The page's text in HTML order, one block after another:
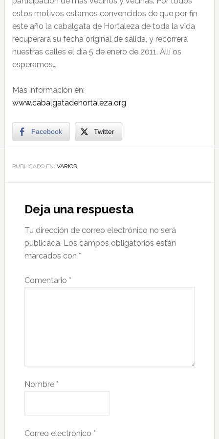
estos motivos estamos convencidos de que por fin
este año la cabalgata de Hortaleza de toda la vida
recuperará su fecha original de salida, y recorrerá
nuestras calles el día 5 de enero de 2011. Allí os
esperamos…
Más información en:
www.cabalgatadehortaleza.org
Facebook Twitter
PUBLICADO EN: VARIOS
Deja una respuesta
Tu dirección de correo electrónico no será
publicada. Los campos obligatorios están
marcados con *
Comentario *
Nombre *
Correo electrónico *